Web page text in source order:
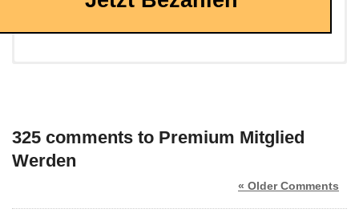
325 comments to Premium Mitglied
Werden
« Older Comments